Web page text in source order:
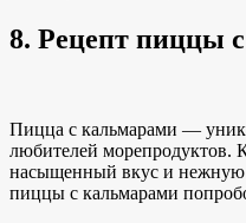
8. Рецепт пиццы
Пицца с кальмарами —
любителей морепродуктов.
насыщенный вкус и нежную
пиццы с кальмарами